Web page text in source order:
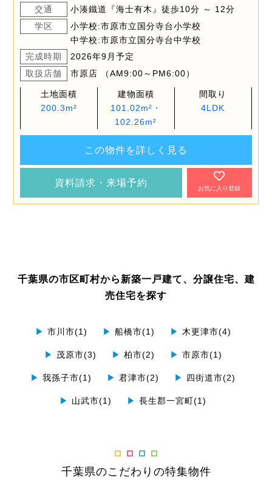
交通
小湊鐵道『海士有木』徒歩10分 ～ 12分
学区
小学校:市原市立国分寺台小学校
中学校:市原市立国分寺台中学校
完成時期
2026年9月予定
取扱店舗
市原店 （AM9:00～PM6:00）
土地面積
200.3m²
建物面積
101.02m²・
102.26m²
間取り
4LDK
この物件を詳しく見る
資料請求・来場予約
お気に入り登録
千葉県の市区町村から新築一戸建て、分譲住宅、建
売住宅を探す
▶ 市川市(1) ▶ 船橋市(1) ▶ 木更津市(4)
▶ 茂原市(3) ▶ 柏市(2) ▶ 市原市(1)
▶ 我孫子市(1) ▶ 君津市(2) ▶ 四街道市(2)
▶ 山武市(1) ▶ 長生郡一宮町(1)
千葉県のこだわりの特集物件